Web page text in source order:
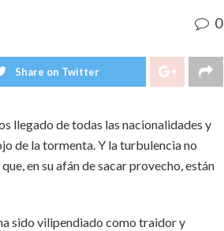
0
Share on Twitter
llegado de todas las nacionalidades y
de la tormenta. Y la turbulencia no
en su afán de sacar provecho, están
sido vilipendiado como traidor y